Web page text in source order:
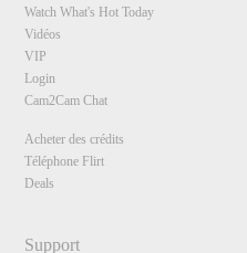
Watch What's Hot Today
Vidéos
VIP
Login
Cam2Cam Chat
Acheter des crédits
Téléphone Flirt
Deals
Support